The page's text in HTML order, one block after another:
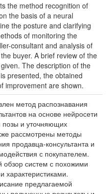
the method recognition of
the basis of a neural
the posture and clarifying
of monitoring the
consultant and analysis of
buyer. A brief review of the
The description of the
presented, the obtained
improvement are shown.
метод распознавания
на основе нейросети
и уточняющих
рассмотрены методы
продавца-консультанта и
с покупателем.
обзор систем с похожими
характеристиками.
предлагаемой